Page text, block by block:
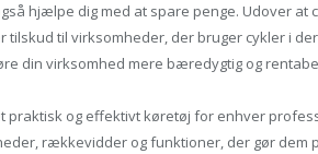
hjælpe dig med at spare penge. Udover at
tilskud til virksomheder, der bruger cykler i
din virksomhed mere bæredygtig og
praktisk og effektivt køretøj for enhver
rækkevidder og funktioner, der gør dem